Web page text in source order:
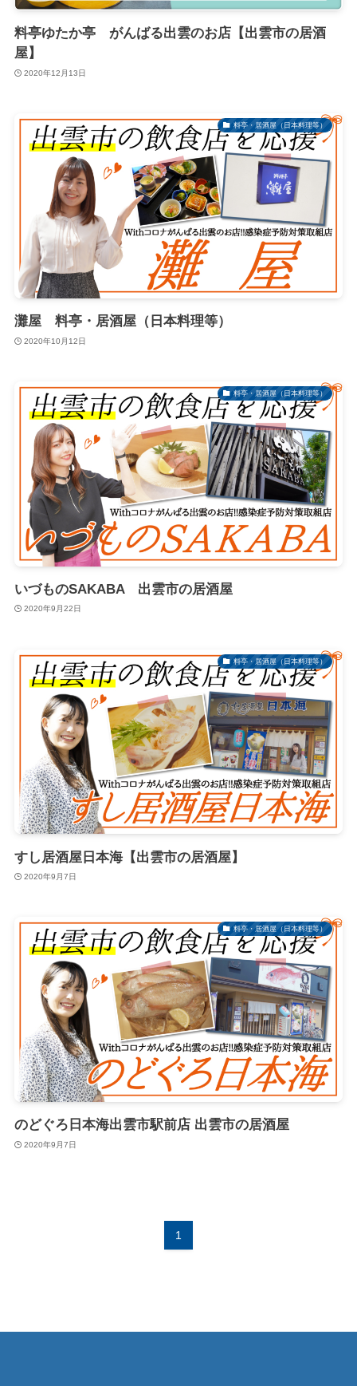
料亭ゆたか亭 がんばる出雲のお店【出雲市の居酒
屋】
2020年12月13日
料亭・居酒屋（日本料理等）
灘屋 料亭・居酒屋（日本料理等）
2020年10月12日
料亭・居酒屋（日本料理等）
いづものSAKABA 出雲市の居酒屋
2020年9月22日
料亭・居酒屋（日本料理等）
すし居酒屋日本海【出雲市の居酒屋】
2020年9月7日
料亭・居酒屋（日本料理等）
のどぐろ日本海出雲市駅前店 出雲市の居酒屋
2020年9月7日
1